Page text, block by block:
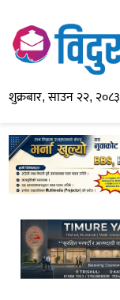
शुक्रबार, साउन २२, २०८३